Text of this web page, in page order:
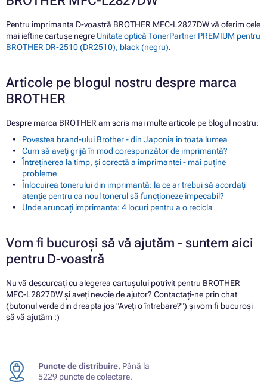
Pentru imprimanta D-voastră BROTHER MFC-L2827DW vă oferim cele
mai ieftine cartușe negre Unitate optică TonerPartner PREMIUM pentru
BROTHER DR-2510 (DR2510), black (negru).
Articole pe blogul nostru despre marca
BROTHER
Despre marca BROTHER am scris mai multe articole pe blogul nostru:
Povestea brand-ului Brother - din Japonia in toata lumea
Cum să aveți grijă în mod corespunzător de imprimantă?
Întreținerea la timp, și corectă a imprimantei - mai puține
probleme
Înlocuirea tonerului din imprimantă: la ce ar trebui să acordați
atenție pentru ca noul tonerul să funcționeze impecabil?
Unde aruncați imprimanta: 4 locuri pentru a o recicla
Vom fi bucuroși să vă ajutăm - suntem aici
pentru D-voastră
Nu vă descurcați cu alegerea cartușului potrivit pentru BROTHER
MFC-L2827DW și aveți nevoie de ajutor? Contactați-ne prin chat
(butonul verde din dreapta jos "Aveți o întrebare?") și vom fi bucuroși
să vă ajutăm :)
Puncte de distribuire. Până la
5229 puncte de colectare.